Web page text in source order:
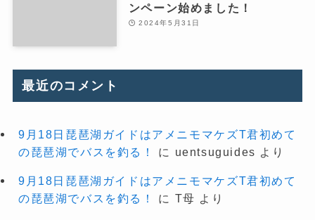
ンペーン始めました！
2024年5月31日
最近のコメント
9月18日琵琶湖ガイドはアメニモマケズT君初めて
の琵琶湖でバスを釣る！
に uentsuguides より
9月18日琵琶湖ガイドはアメニモマケズT君初めて
の琵琶湖でバスを釣る！
に T母 より